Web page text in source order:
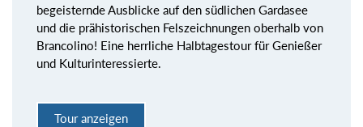
begeisternde Ausblicke auf den südlichen Gardasee
und die prähistorischen Felszeichnungen oberhalb von
Brancolino! Eine herrliche Halbtagestour für Genießer
und Kulturinteressierte.
Tour anzeigen